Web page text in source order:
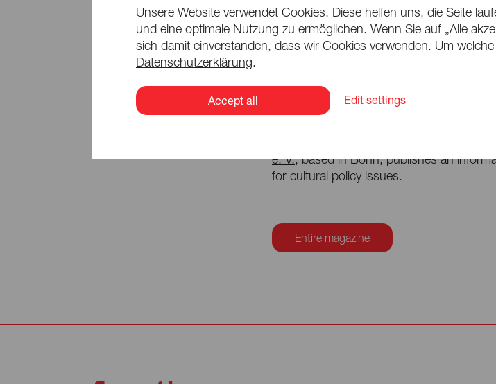
Enjoy reading it!
Go to article
e. V., based in Bonn, publishes an
for cultural policy issues.
Entire magazine
Unsere Website verwendet Cookies. Diese helfen uns, die Seite
und eine optimale Nutzung zu ermöglichen. Wenn Sie auf „Alle
sich damit einverstanden, dass wir Cookies verwenden. Um
Datenschutzerklärung.
Accept all Edit settings